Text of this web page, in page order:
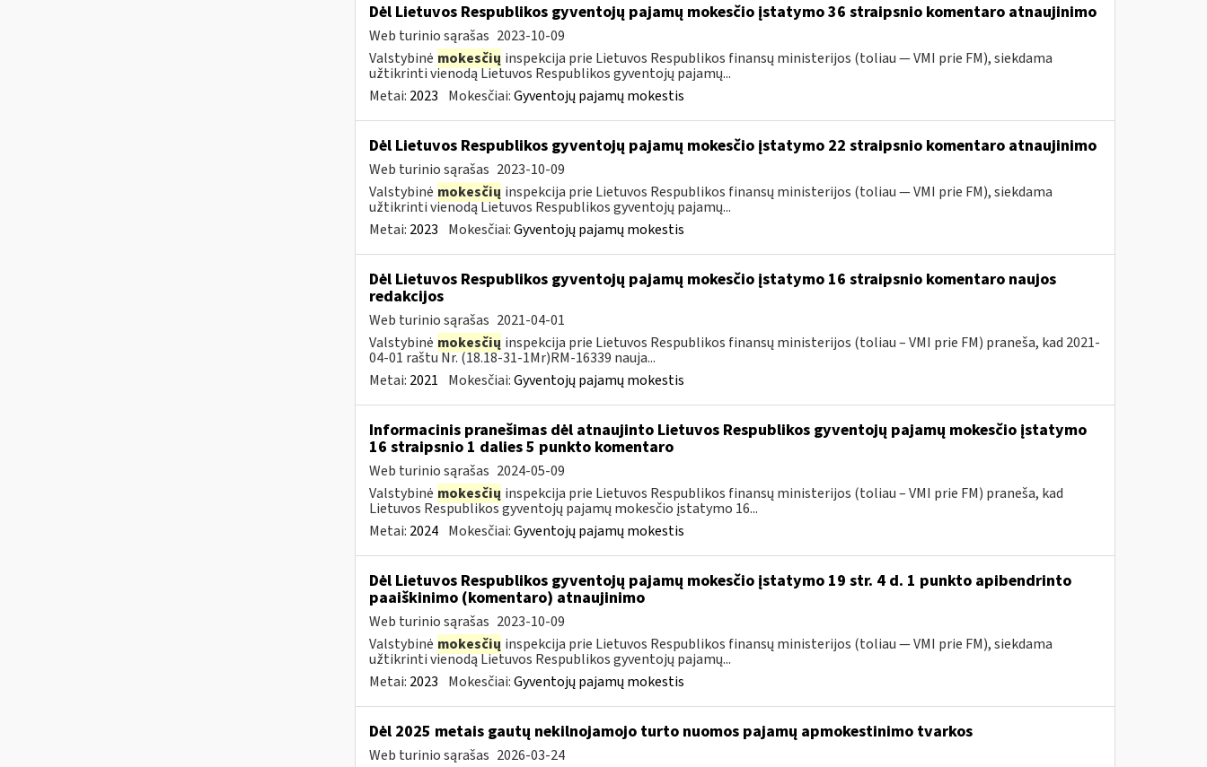
Dėl Lietuvos Respublikos gyventojų pajamų mokesčio įstatymo 36 straipsnio komentaro atnaujinimo
Web turinio sąrašas 2023-10-09
Valstybinė mokesčių inspekcija prie Lietuvos Respublikos finansų ministerijos (toliau — VMI prie FM), siekdama
užtikrinti vienodą Lietuvos Respublikos gyventojų pajamų...
Metai: 2023 Mokesčiai:Gyventojų pajamų mokestis
Dėl Lietuvos Respublikos gyventojų pajamų mokesčio įstatymo 22 straipsnio komentaro atnaujinimo
Web turinio sąrašas 2023-10-09
Valstybinė mokesčių inspekcija prie Lietuvos Respublikos finansų ministerijos (toliau — VMI prie FM), siekdama
užtikrinti vienodą Lietuvos Respublikos gyventojų pajamų...
Metai: 2023 Mokesčiai:Gyventojų pajamų mokestis
Dėl Lietuvos Respublikos gyventojų pajamų mokesčio įstatymo 16 straipsnio komentaro naujos
redakcijos
Web turinio sąrašas 2021-04-01
Valstybinė mokesčių inspekcija prie Lietuvos Respublikos finansų ministerijos (toliau – VMI prie FM) praneša, kad 2021-
04-01 raštu Nr. (18.18-31-1Mr)RM-16339 nauja...
Metai: 2021 Mokesčiai:Gyventojų pajamų mokestis
Informacinis pranešimas dėl atnaujinto Lietuvos Respublikos gyventojų pajamų mokesčio įstatymo
16 straipsnio 1 dalies 5 punkto komentaro
Web turinio sąrašas 2024-05-09
Valstybinė mokesčių inspekcija prie Lietuvos Respublikos finansų ministerijos (toliau – VMI prie FM) praneša, kad
Lietuvos Respublikos gyventojų pajamų mokesčio įstatymo 16...
Metai: 2024 Mokesčiai:Gyventojų pajamų mokestis
Dėl Lietuvos Respublikos gyventojų pajamų mokesčio įstatymo 19 str. 4 d. 1 punkto apibendrinto
paaiškinimo (komentaro) atnaujinimo
Web turinio sąrašas 2023-10-09
Valstybinė mokesčių inspekcija prie Lietuvos Respublikos finansų ministerijos (toliau — VMI prie FM), siekdama
užtikrinti vienodą Lietuvos Respublikos gyventojų pajamų...
Metai: 2023 Mokesčiai:Gyventojų pajamų mokestis
Dėl 2025 metais gautų nekilnojamojo turto nuomos pajamų apmokestinimo tvarkos
Web turinio sąrašas 2026-03-24